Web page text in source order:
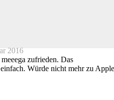
2016
zufrieden. Das
Würde nicht mehr zu Apple